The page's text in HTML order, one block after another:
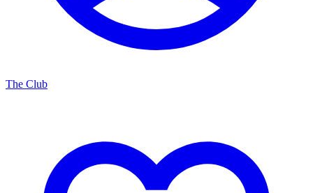
The Club